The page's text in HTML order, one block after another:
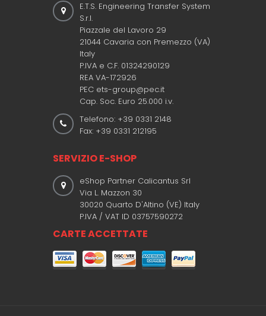
E.T.S. Engineering Transfer System
S.r.l.
Piazzale del Lavoro 29
21044 Cavaria con Premezzo (VA)
Italy
P.IVA e C.F. 01324290129
REA VA-172926
PEC ets-group@pec.it
Cap. Soc. Euro 25.000 i.v.
Telefono: +39 0331 2148
Fax: +39 0331 212195
SERVIZIO E-SHOP
eShop Partner Calicantus Srl
Via L. Mazzon 30
30020 Quarto D'Altino (VE) Italy
P.IVA / VAT ID 03757590272
CARTE ACCETTATE